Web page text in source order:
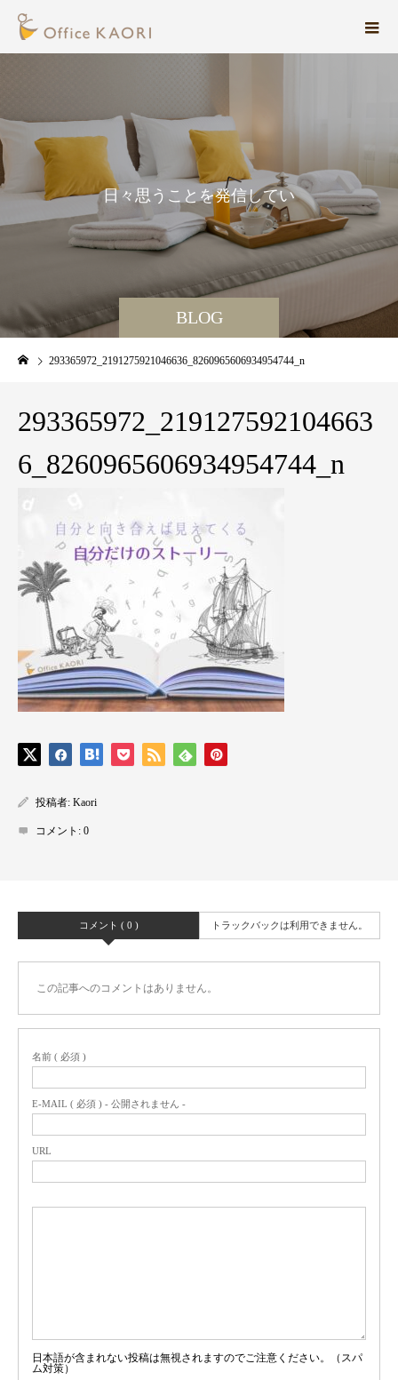
BLOG
日々思うことを発信しています。
293365972_2191275921046636_8260965606934954744_n
293365972_219127592104663
6_8260965606934954744_n
投稿者: Kaori
コメント: 0
コメント ( 0 ) トラックバックは利用できません。
この記事へのコメントはありません。
名前 ( 必須 )
E-MAIL ( 必須 ) - 公開されません -
URL
日本語が含まれない投稿は無視されますのでご注意ください。（スパ
ム対策）